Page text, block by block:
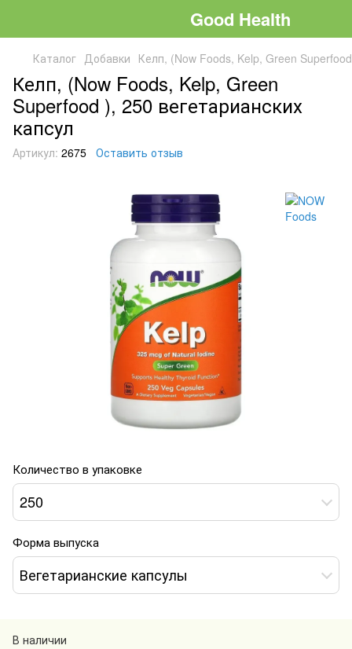
Good Health
Каталог Добавки Келп, (Now Foods, Kelp, Green
Келп, (Now Foods, Kelp, Green
Superfood ), 250 вегетарианских
капсул
Артикул: 2675 Оставить отзыв
Количество в упаковке
250
Форма выпуска
Вегетарианские капсулы
В наличии